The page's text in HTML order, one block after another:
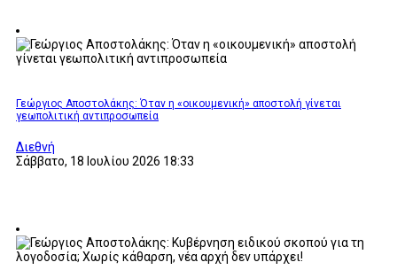
Γεώργιος Αποστολάκης: Όταν η «οικουμενική» αποστολή γίνεται
γεωπολιτική αντιπροσωπεία
Διεθνή
Σάββατο, 18 Ιουλίου 2026 18:33